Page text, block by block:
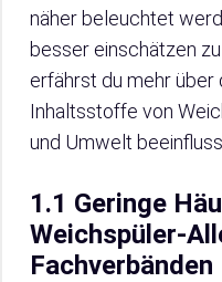
näher beleuchtet
besser einschätzen
erfährst du mehr über
Inhaltsstoffe von
und Umwelt
1.1 Geringe
Weichspüler-
Fachverbänden